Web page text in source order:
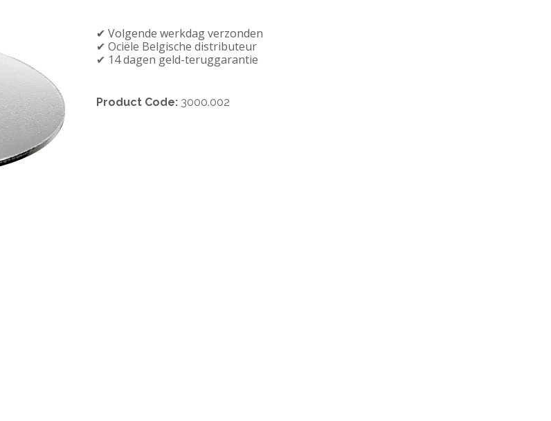
✔︎ Volgende werkdag verzonden
✔︎ Officiële Belgische distributeur
✔︎ 14 dagen geld-teruggarantie
Product Code: 3000.002